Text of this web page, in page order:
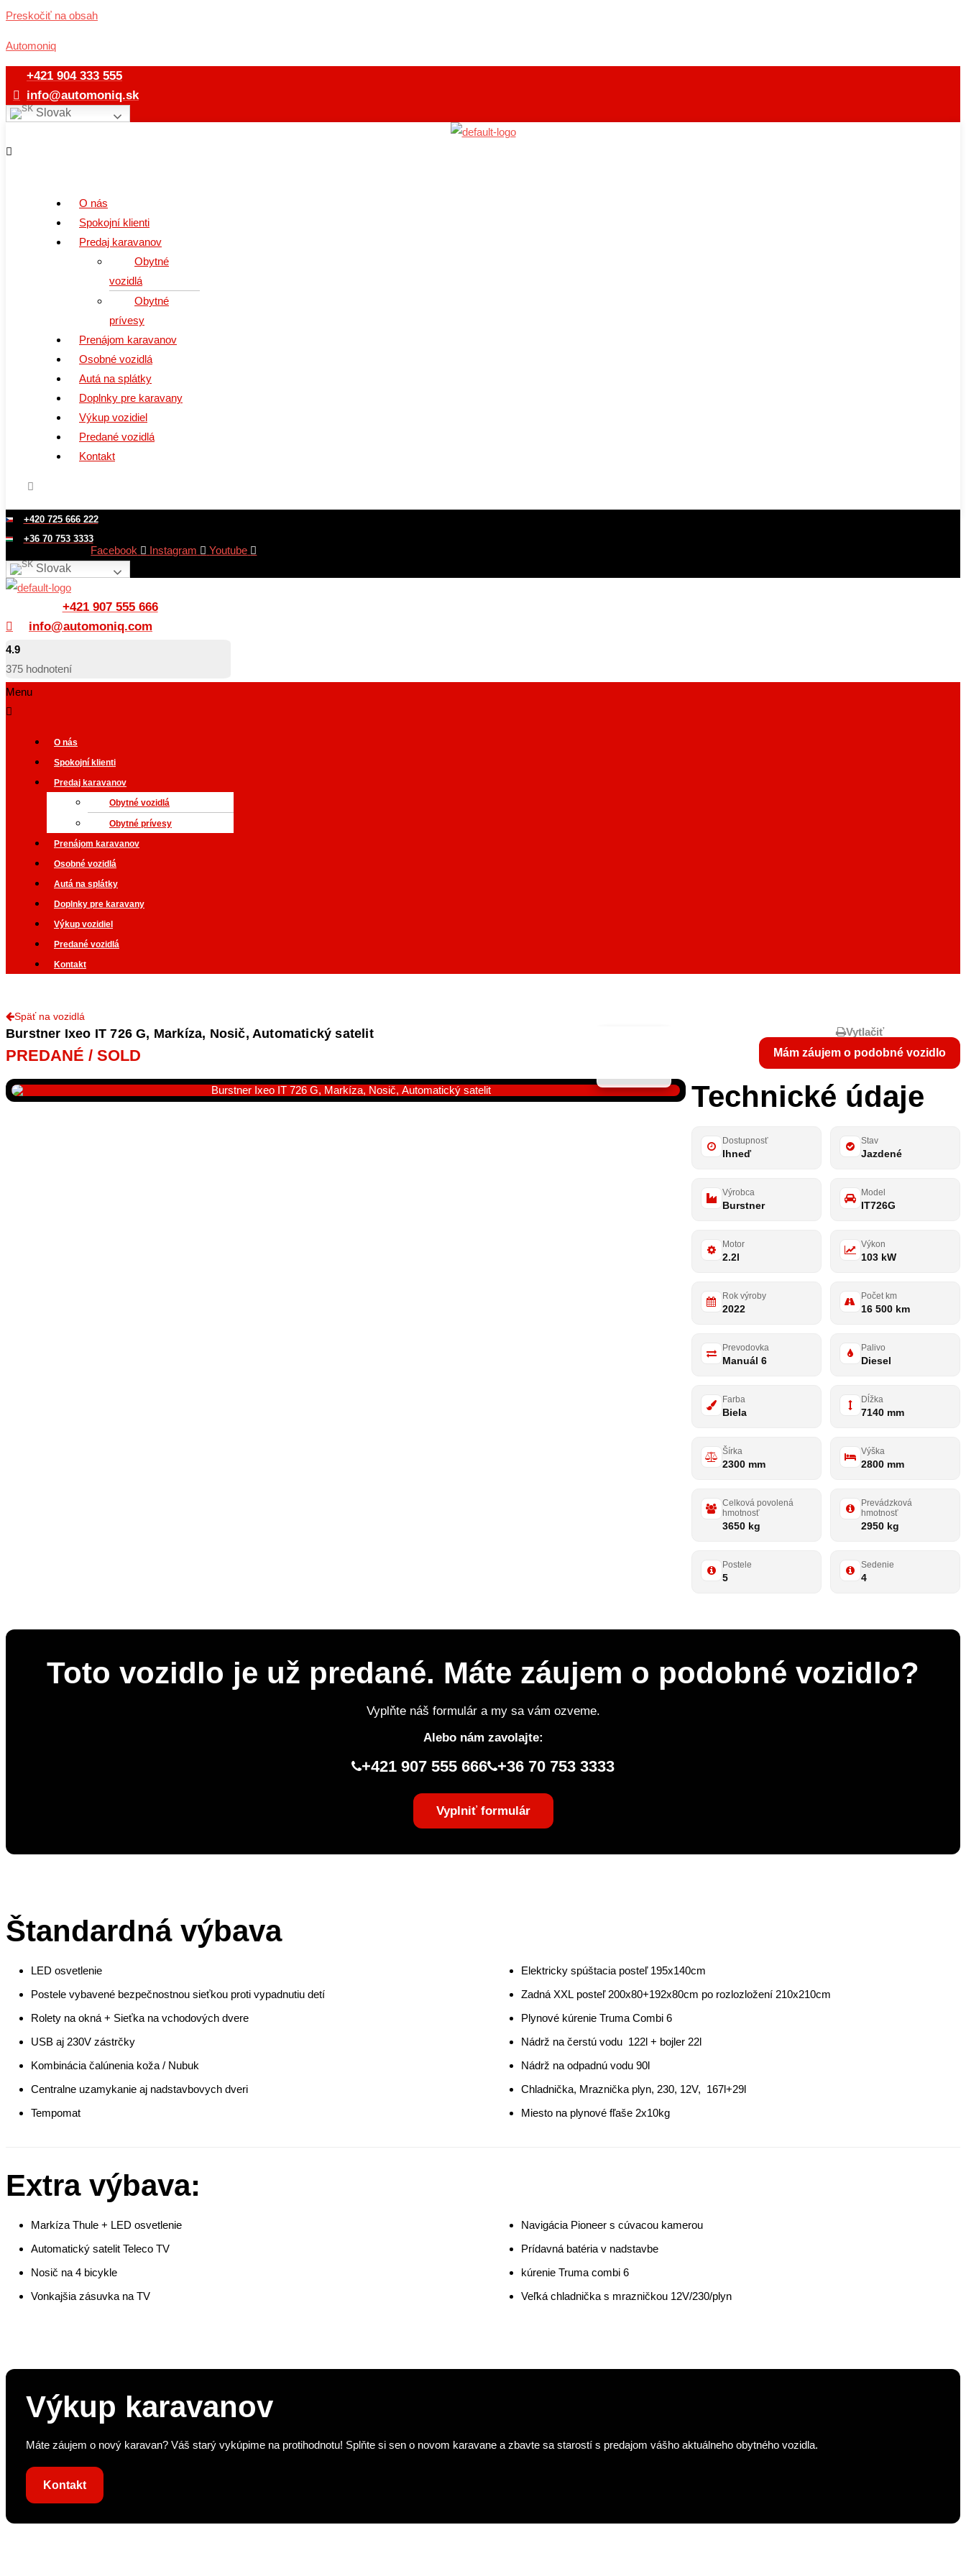
Preskočiť na obsah
Automoniq
+421 904 333 555
info@automoniq.sk
Slovak
O nás
Spokojní klienti
Predaj karavanov
Obytné
vozidlá
Obytné
prívesy
Prenájom karavanov
Osobné vozidlá
Autá na splátky
Doplnky pre karavany
Výkup vozidiel
Predané vozidlá
Kontakt
+420 725 666 222
+36 70 753 3333
Facebook Instagram
Youtube
Slovak
+421 907 555 666
info@automoniq.com
4.9
375 hodnotení
Menu
O nás
Spokojní klienti
Predaj karavanov
Obytné vozidlá
Obytné prívesy
Prenájom karavanov
Osobné vozidlá
Autá na splátky
Doplnky pre karavany
Výkup vozidiel
Predané vozidlá
Kontakt
Späť na vozidlá
Burstner Ixeo IT 726 G, Markíza, Nosič, Automatický satelit
PREDANÉ / SOLD
Vytlačiť
Mám záujem o podobné vozidlo
Technické údaje
Dostupnosť
Ihneď
Stav
Jazdené
Výrobca
Burstner
Model
IT726G
Motor
2.2l
Výkon
103 kW
Rok výroby
2022
Počet km
16 500 km
Prevodovka
Manuál 6
Palivo
Diesel
Farba
Biela
Dĺžka
7140 mm
Šírka
2300 mm
Výška
2800 mm
Celková povolená
hmotnosť
3650 kg
Prevádzková
hmotnosť
2950 kg
Postele
5
Sedenie
4
Toto vozidlo je už predané. Máte záujem o podobné vozidlo?
Vyplňte náš formulár a my sa vám ozveme.
Alebo nám zavolajte:
+421 907 555 666 +36 70 753 3333
Vyplniť formulár
Štandardná výbava
LED osvetlenie
Postele vybavené bezpečnostnou sieťkou proti vypadnutiu detí
Rolety na okná + Sieťka na vchodových dvere
USB aj 230V zástrčky
Kombinácia čalúnenia koža / Nubuk
Centralne uzamykanie aj nadstavbovych dveri
Tempomat
Elektricky spúštacia posteľ 195x140cm
Zadná XXL posteľ 200x80+192x80cm po rozlozložení 210x210cm
Plynové kúrenie Truma Combi 6
Nádrž na čerstú vodu 122l + bojler 22l
Nádrž na odpadnú vodu 90l
Chladnička, Mraznička plyn, 230, 12V, 167l+29l
Miesto na plynové fľaše 2x10kg
Extra výbava:
Markíza Thule + LED osvetlenie
Automatický satelit Teleco TV
Nosič na 4 bicykle
Vonkajšia zásuvka na TV
Navigácia Pioneer s cúvacou kamerou
Prídavná batéria v nadstavbe
kúrenie Truma combi 6
Veľká chladnička s mrazničkou 12V/230/plyn
Výkup karavanov
Máte záujem o nový karavan? Váš starý vykúpime na protihodnotu! Splňte si sen o novom karavane a zbavte sa starostí s predajom vášho aktuálneho obytného vozidla.
Kontakt